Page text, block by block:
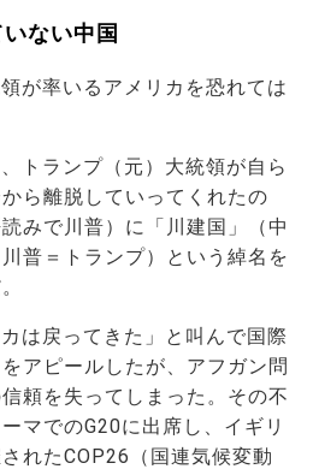
ない中国
が率いるアメリカを恐れては
トランプ（元）大統領が自ら
ら離脱していってくれたの
みで川普）に「川建国」（中
普＝トランプ）という綽名を
は戻ってきた」と叫んで国際
アピールしたが、アフガン問
頼を失ってしまった。その不
マでのG20に出席し、イギリ
れたCOP26（国連気候変動